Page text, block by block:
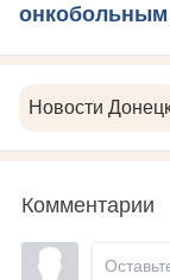
онкобольным
Новости
Комментарии